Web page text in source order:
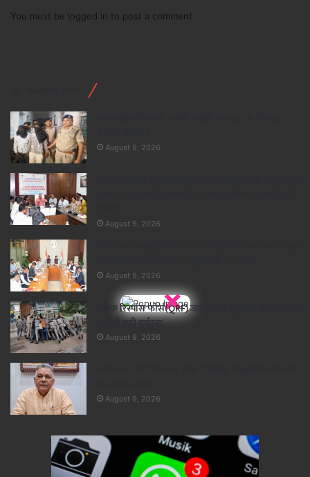
You must be logged in to post a comment.
×
August 9, 2026
August 9, 2026
August 9, 2026
क्विक रिस्पांस फोर्स(QRF) जवानों की सूझबूझ ओर तत्परता
से टली बड़ी दुर्घटना
August 9, 2026
August 9, 2026